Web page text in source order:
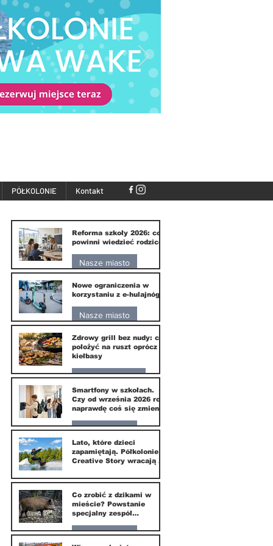
PÓŁKOLONIE Kontakt
Reforma szkoły 2026: co
powinni wiedzieć rodzice
Nasze miasto
10 lip
Nowe ograniczenia w
korzystaniu z e-hulajnóg
Nasze miasto
3 lip
Zdrowy grill bez nudy: co
położyć na ruszt oprócz
kiełbasy
Zdrowie i uroda
1 lip
Smartfony w szkołach.
Czy od września 2026 roku
naprawdę coś się zmieni?
Nasze miasto
1 lip
Lato, które dzieci
zapamiętają. Półkolonie
Creative Story wracają do
20 kwi
Co zrobić z dzikami w
mieście? Powstanie
specjalny zespół
Nasze miasto